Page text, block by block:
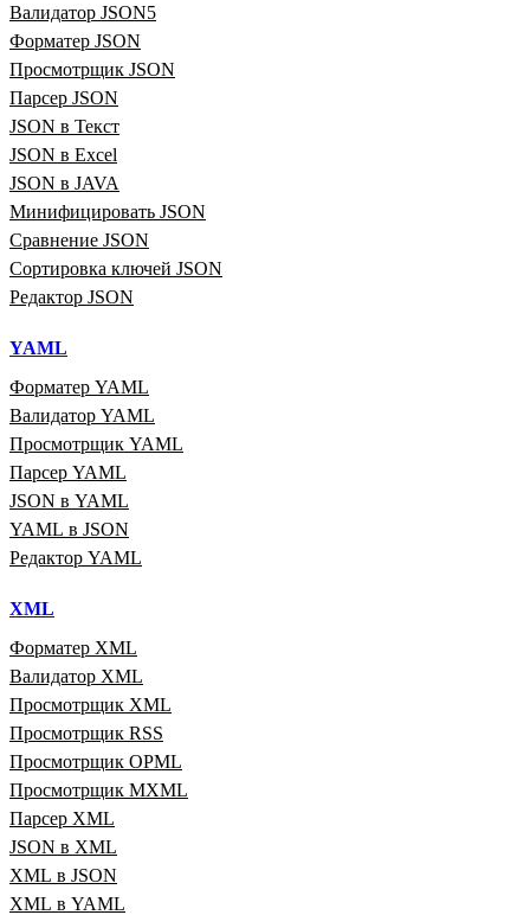
Валидатор JSON5
Форматер JSON
Просмотрщик JSON
Парсер JSON
JSON в Текст
JSON в Excel
JSON в JAVA
Минифицировать JSON
Сравнение JSON
Сортировка ключей JSON
Редактор JSON
YAML
Форматер YAML
Валидатор YAML
Просмотрщик YAML
Парсер YAML
JSON в YAML
YAML в JSON
Редактор YAML
XML
Форматер XML
Валидатор XML
Просмотрщик XML
Просмотрщик RSS
Просмотрщик OPML
Просмотрщик MXML
Парсер XML
JSON в XML
XML в JSON
XML в YAML